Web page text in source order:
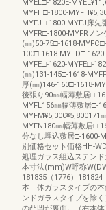
MYEL□-1820E-
MYFH□-1800-
MYFJ□-1800-MYFJ床先
MYFR□-1800-MYFRノ
(㎜)50-75□-1618-
100□-1618-MYFD□-
MYFE□-1620-MYFE□-
(㎜)131-145□-1618-
厚(㎜)146-160□-1618-
後張り90㎜幅薄敷居□-
MYFL156㎜幅薄敷居□-
MYFM¥5,300¥5,800171
MYFN180㎜幅薄敷居□-
分なし埋込敷居□-1600-
別価格セット価格HH-
処理ガラス組込ステン
本寸法(mm)W呼称
181835（1776）
本 体ガラスタイプの本
ンドガラスタイプを除
の凸凹が裏面。（右本